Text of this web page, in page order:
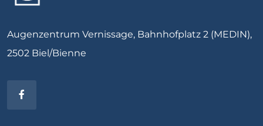
Augenzentrum Vernissage, Bahnhofplatz 2 (MEDIN),
2502 Biel/Bienne